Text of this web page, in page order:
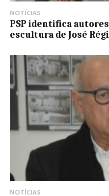
NOTÍCIAS
PSP identifica
escultura de José
NOTÍCIAS